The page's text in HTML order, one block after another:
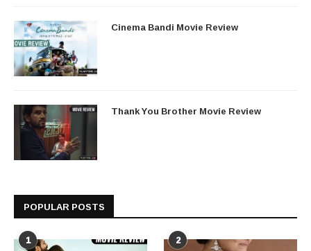
Cinema Bandi Movie Review
Thank You Brother Movie Review
POPULAR POSTS
1 2